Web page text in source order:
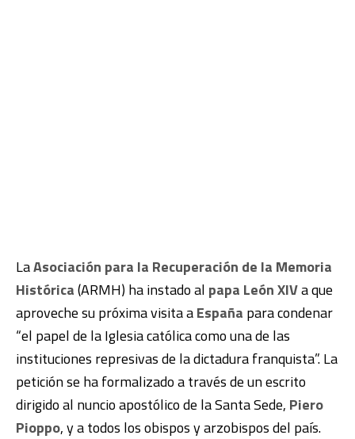
LaAsociación para la Recuperación de la Memoria
Histórica(ARMH) ha instado al papa León XIVa que
aproveche su próxima visita aEspaña para condenar
“el papel de la Iglesia católica como una de las
instituciones represivas de la dictadura franquista”. La
petición se ha formalizado a través de un escrito
dirigido al nuncio apostólico de la Santa Sede, Piero
Pioppo, y a todos los obispos y arzobispos del país.